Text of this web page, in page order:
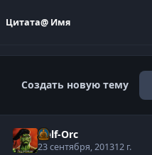
Цитата@ Имя
Создать новую тему
Half-Orc
23 сентября, 201312 г.